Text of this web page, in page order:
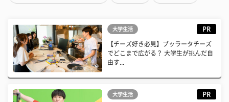
大学生活 PR
【チーズ好き必見】ブッラータチーズ
でどこまで広がる？ 大学生が挑んだ自
由す...
大学生活 PR